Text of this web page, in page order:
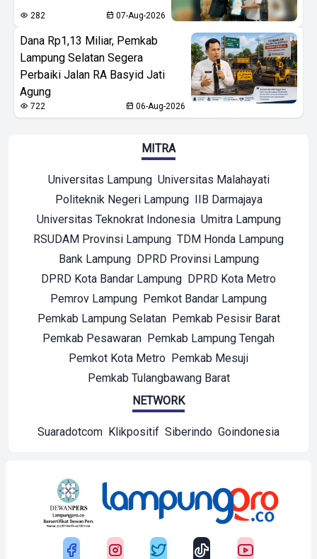
282 07-Aug-2026
Dana Rp1,13 Miliar, Pemkab
Lampung Selatan Segera
Perbaiki Jalan RA Basyid Jati
Agung
722 06-Aug-2026
MITRA
Universitas Lampung Universitas Malahayati
Politeknik Negeri Lampung IIB Darmajaya
Universitas Teknokrat Indonesia Umitra Lampung
RSUDAM Provinsi Lampung TDM Honda Lampung
Bank Lampung DPRD Provinsi Lampung
DPRD Kota Bandar Lampung DPRD Kota Metro
Pemrov Lampung Pemkot Bandar Lampung
Pemkab Lampung Selatan Pemkab Pesisir Barat
Pemkab Pesawaran Pemkab Lampung Tengah
Pemkot Kota Metro Pemkab Mesuji
Pemkab Tulangbawang Barat
NETWORK
Suaradotcom Klikpositif Siberindo Goindonesia